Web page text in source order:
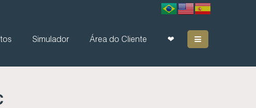
❤
Área do Cliente
Simulador